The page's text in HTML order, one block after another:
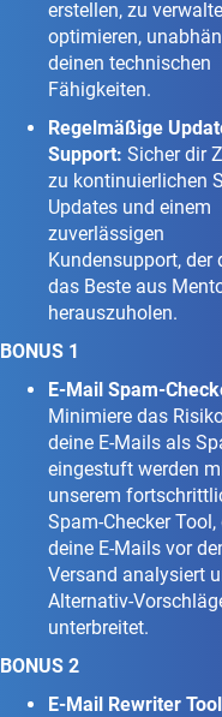
erstellen, zu
optimieren,
deinen technischen
Fähigkeiten.
Regelmäßige
Support: Sicher dir
zu kontinuierlichen
Updates und einem
zuverlässigen
Kundensupport, der
das Beste aus
herauszuholen.
BONUS 1
E-Mail Spam-
Minimiere das
deine E-Mails als
eingestuft werden
unserem
Spam-Checker Tool,
deine E-Mails vor
Versand analysiert
Alternativ-
unterbreitet.
BONUS 2
E-Mail Rewriter